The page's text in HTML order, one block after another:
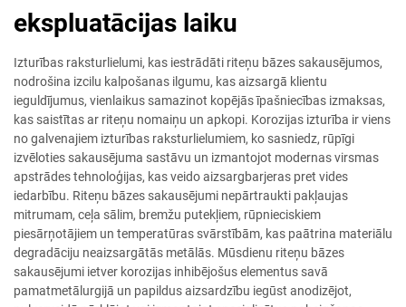
ekspluatācijas laiku
Izturības raksturlielumi, kas iestrādāti riteņu bāzes sakausējumos,
nodrošina izcilu kalpošanas ilgumu, kas aizsargā klientu
ieguldījumus, vienlaikus samazinot kopējās īpašniecības izmaksas,
kas saistītas ar riteņu nomaiņu un apkopi. Korozijas izturība ir viens
no galvenajiem izturības raksturlielumiem, ko sasniedz, rūpīgi
izvēloties sakausējuma sastāvu un izmantojot modernas virsmas
apstrādes tehnoloģijas, kas veido aizsargbarjeras pret vides
iedarbību. Riteņu bāzes sakausējumi nepārtraukti pakļaujas
mitrumam, ceļa sālim, bremžu putekļiem, rūpnieciskiem
piesārņotājiem un temperatūras svārstībām, kas paātrina materiālu
degradāciju neaizsargātās metālās. Mūsdienu riteņu bāzes
sakausējumi ietver korozijas inhibējošus elementus savā
pamatmetālurgijā un papildus aizsardzību iegūst anodizējot,